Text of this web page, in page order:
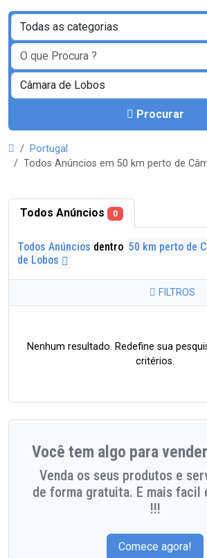
Procurar
Portugal
Todos Anúncios em 50 km perto de
Todos Anúncios 0
Todos Anúncios dentro 50 km perto de
de Lobos
FILTROS
Nenhum resultado. Redefine sua
critérios.
Você tem algo para
Venda os seus produtos e
de forma gratuita. E mais facil
!!!
Comece agora!